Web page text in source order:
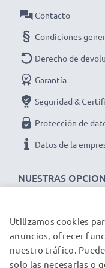
NUESTRAS
Contacto
Condiciones
Derecho de
Garantía
Seguridad &
Protección de
Datos de la
NUESTROS
Utilizamos cookies
anuncios, ofrecer
nuestro tráfico.
solo las necesarias o